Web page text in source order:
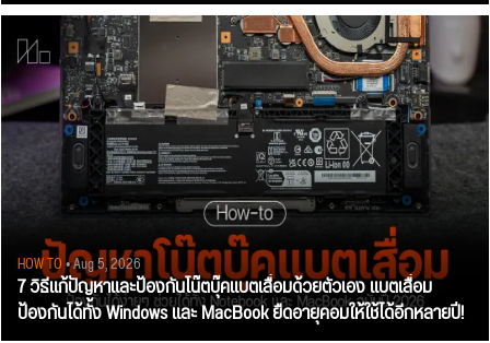
HOW TO• Aug 5, 2026
7 วิธีแก้ปัญหาและป้องกันโน๊ตบุ๊คแบตเสื่อมด้วยตัวเอง แบตเสื่อม
ป้องกันได้ทั้ง Windows และ MacBook ยืดอายุคอมให้ใช้ได้อีกหลายปี!